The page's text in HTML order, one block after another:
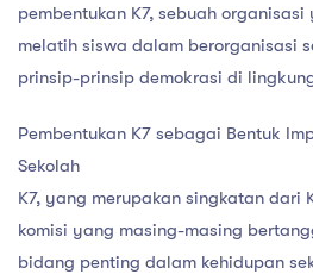
pembentukan K7, sebuah
melatih siswa dalam berorganisasi
prinsip-prinsip demokrasi di
Pembentukan K7 sebagai Bentuk
Sekolah
K7, yang merupakan singkatan dari
komisi yang masing-masing
bidang penting dalam kehidupan